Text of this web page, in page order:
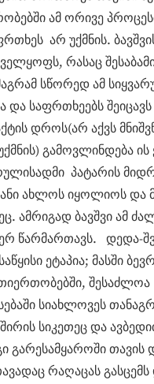
ამ ორივე
არ უქმნის.
რასაც
სწორედ ამ
საფრთხეებს შეიცავს
დროს(არ აქვს
გამოვლინდება
პატარის
ახლოს იყოლიოს
ამრიგად ბავშვი ამ
წარმართავს. დედა-
ეტაპია; მასში
შესაძლოა
სიახლოვეს
სიკეთეც და
გარესამყაროში
რაღაცას